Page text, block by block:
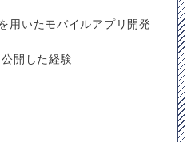
用いたモバイルアプリ開発
開した経験